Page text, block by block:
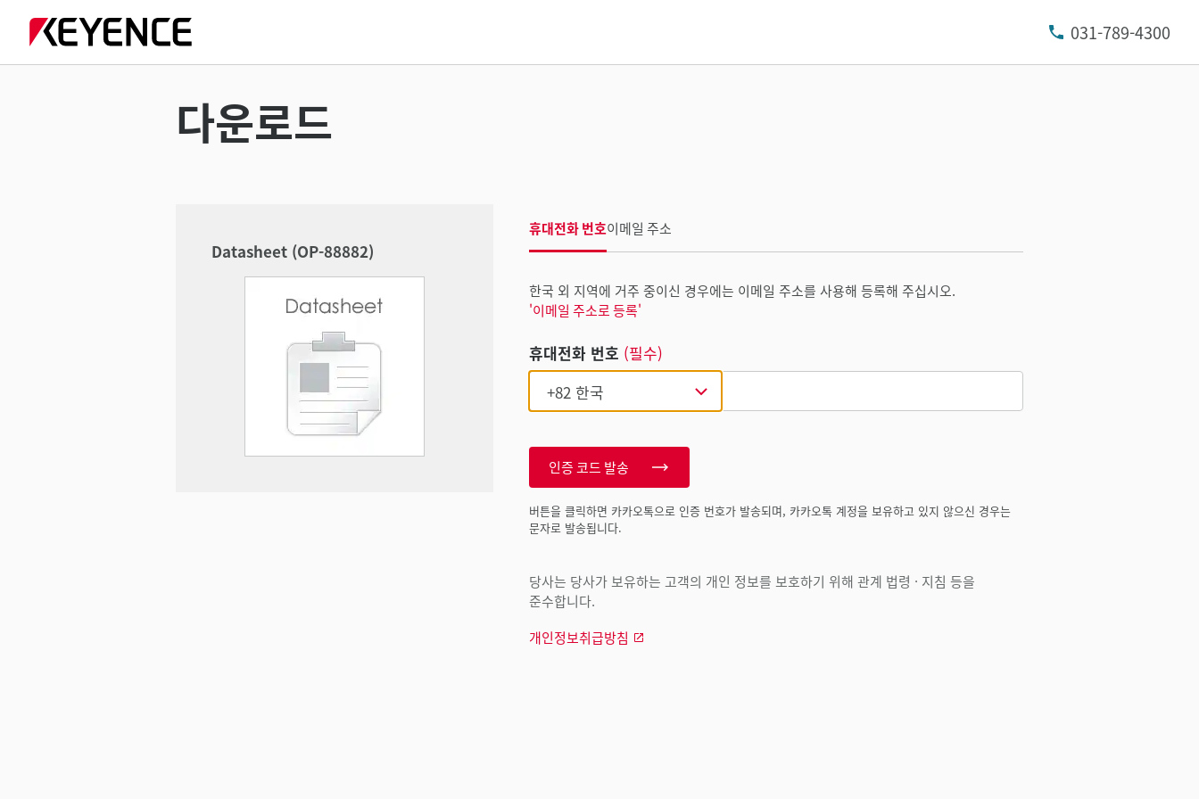
031-789-4300
다운로드
Datasheet (OP-88882)
휴대전화 번호이메일 주소
한국 외 지역에 거주 중이신 경우에는 이메일 주소를 사용해 등록해 주십시오.
'이메일 주소로 등록'
휴대전화 번호 (필수)
인증 코드 발송
버튼을 클릭하면 카카오톡으로 인증 번호가 발송되며, 카카오톡 계정을 보유하고 있지 않으신 경우는
문자로 발송됩니다.
당사는 당사가 보유하는 고객의 개인 정보를 보호하기 위해 관계 법령 · 지침 등을
준수합니다.
개인정보취급방침